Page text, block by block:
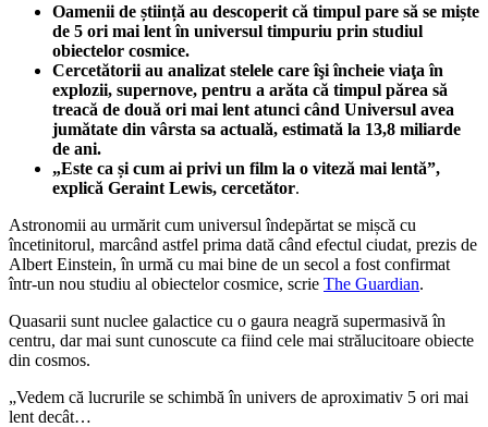
Oamenii de știință au descoperit că timpul pare să se miște
de 5 ori mai lent în universul timpuriu prin studiul
obiectelor cosmice.
Cercetătorii au analizat stelele care îşi încheie viaţa în
explozii, supernove, pentru a arăta că timpul părea să
treacă de două ori mai lent atunci când Universul avea
jumătate din vârsta sa actuală, estimată la 13,8 miliarde
de ani.
„Este ca și cum ai privi un film la o viteză mai lentă”,
explică Geraint Lewis, cercetător.
Astronomii au urmărit cum universul îndepărtat se mișcă cu
încetinitorul, marcând astfel prima dată când efectul ciudat, prezis de
Albert Einstein, în urmă cu mai bine de un secol a fost confirmat
într-un nou studiu al obiectelor cosmice, scrie The Guardian.
Quasarii sunt nuclee galactice cu o gaura neagră supermasivă în
centru, dar mai sunt cunoscute ca fiind cele mai strălucitoare obiecte
din cosmos.
„Vedem că lucrurile se schimbă în univers de aproximativ 5 ori mai
lent decât…